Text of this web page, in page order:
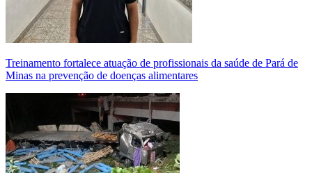
Treinamento fortalece atuação de profissionais da saúde de Pará de
Minas na prevenção de doenças alimentares